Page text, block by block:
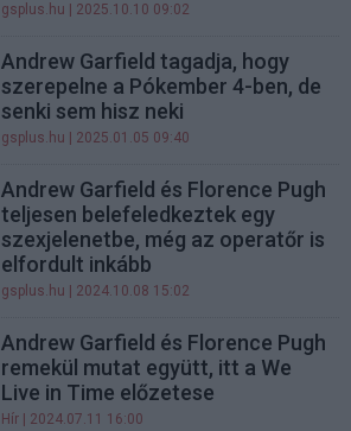
gsplus.hu | 2025.10.10 09:02
Andrew Garfield tagadja, hogy
szerepelne a Pókember 4-ben, de
senki sem hisz neki
gsplus.hu | 2025.01.05 09:40
Andrew Garfield és Florence Pugh
teljesen belefeledkeztek egy
szexjelenetbe, még az operatőr is
elfordult inkább
gsplus.hu | 2024.10.08 15:02
Andrew Garfield és Florence Pugh
remekül mutat együtt, itt a We
Live in Time előzetese
Hír | 2024.07.11 16:00